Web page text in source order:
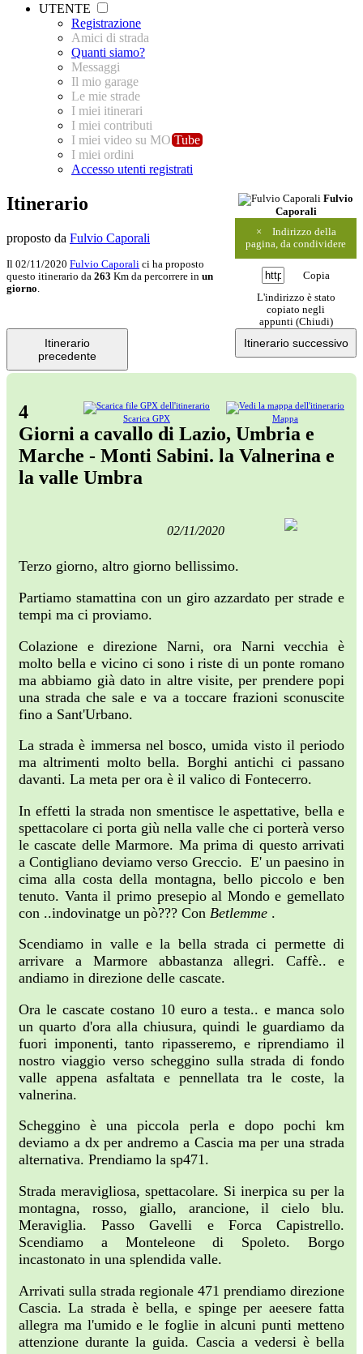
UTENTE
Registrazione
Amici di strada
Quanti siamo?
Messaggi
Il mio garage
Le mie strade
I miei itinerari
I miei contributi
I miei video su MO Tube
I miei ordini
Accesso utenti registrati
Fulvio
Caporali
×
Indirizzo della
pagina, da condividere
Copia
L'indirizzo è stato
copiato negli
appunti (Chiudi)
Itinerario
proposto da Fulvio Caporali
Il 02/11/2020 Fulvio Caporali ci ha proposto
questo itinerario da 263 Km da percorrere in un
giorno.
Itinerario
precedente
Itinerario successivo
Mappa
Scarica GPX
4
Giorni a cavallo di Lazio, Umbria e
Marche - Monti Sabini. la Valnerina e
la valle Umbra
02/11/2020
Terzo giorno, altro giorno bellissimo.
Partiamo stamattina con un giro azzardato per strade e
tempi ma ci proviamo.
Colazione e direzione Narni, ora Narni vecchia è
molto bella e vicino ci sono i riste di un ponte romano
ma abbiamo già dato in altre visite, per prendere popi
una strada che sale e va a toccare frazioni sconuscite
fino a Sant'Urbano.
La strada è immersa nel bosco, umida visto il periodo
ma altrimenti molto bella. Borghi antichi ci passano
davanti. La meta per ora è il valico di Fontecerro.
In effetti la strada non smentisce le aspettative, bella e
spettacolare ci porta giù nella valle che ci porterà verso
le cascate delle Marmore. Ma prima di questo arrivati
a Contigliano deviamo verso Greccio. E' un paesino in
cima alla costa della montagna, bello piccolo e ben
tenuto. Vanta il primo presepio al Mondo e gemellato
con ..indovinatge un pò??? Con Betlemme .
Scendiamo in valle e la bella strada ci permette di
arrivare a Marmore abbastanza allegri. Caffè.. e
andiamo in direzione delle cascate.
Ora le cascate costano 10 euro a testa.. e manca solo
un quarto d'ora alla chiusura, quindi le guardiamo da
fuori imponenti, tanto ripasseremo, e riprendiamo il
nostro viaggio verso scheggino sulla strada di fondo
valle appena asfaltata e pennellata tra le coste, la
valnerina.
Scheggino è una piccola perla e dopo pochi km
deviamo a dx per andremo a Cascia ma per una strada
alternativa. Prendiamo la sp471.
Strada meravigliosa, spettacolare. Si inerpica su per la
montagna, rosso, giallo, arancione, il cielo blu.
Meraviglia. Passo Gavelli e Forca Capistrello.
Scendiamo a Monteleone di Spoleto. Borgo
incastonato in una splendida valle.
Arrivati sulla strada regionale 471 prendiamo direzione
Cascia. La strada è bella, e spinge per aeesere fatta
allegra ma l'umido e le foglie in alcuni punti metteno
attenzione durante la guida. Cascia a vedersi è bella